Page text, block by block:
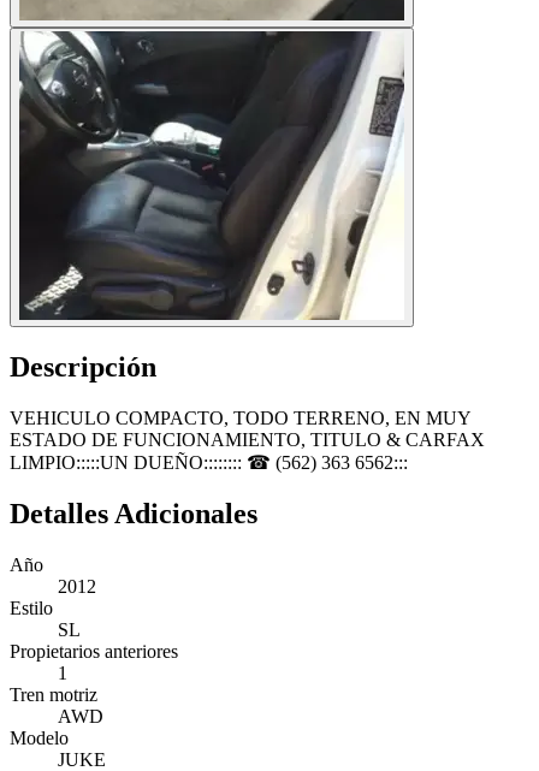
Descripción
VEHICULO COMPACTO, TODO TERRENO, EN MUY
ESTADO DE FUNCIONAMIENTO, TITULO & CARFAX
LIMPIO:::::UN DUEÑO:::::::: ☎ (562) 363 6562:::
Detalles Adicionales
Año
2012
Estilo
SL
Propietarios anteriores
1
Tren motriz
AWD
Modelo
JUKE